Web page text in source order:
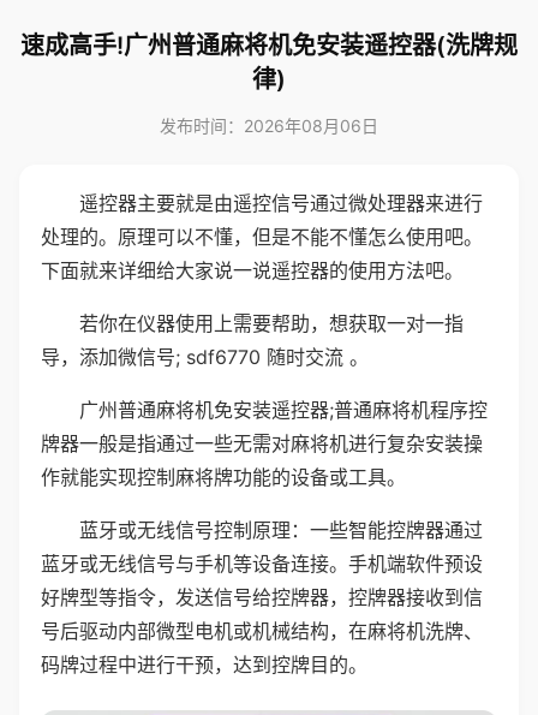
速成高手!广州普通麻将机免安装遥控器(洗牌规
律)
发布时间：2026年08月06日
遥控器主要就是由遥控信号通过微处理器来进行
处理的。原理可以不懂，但是不能不懂怎么使用吧。
下面就来详细给大家说一说遥控器的使用方法吧。
若你在仪器使用上需要帮助，想获取一对一指
导，添加微信号; sdf6770 随时交流 。
广州普通麻将机免安装遥控器;普通麻将机程序控
牌器一般是指通过一些无需对麻将机进行复杂安装操
作就能实现控制麻将牌功能的设备或工具。
蓝牙或无线信号控制原理：一些智能控牌器通过
蓝牙或无线信号与手机等设备连接。手机端软件预设
好牌型等指令，发送信号给控牌器，控牌器接收到信
号后驱动内部微型电机或机械结构，在麻将机洗牌、
码牌过程中进行干预，达到控牌目的。